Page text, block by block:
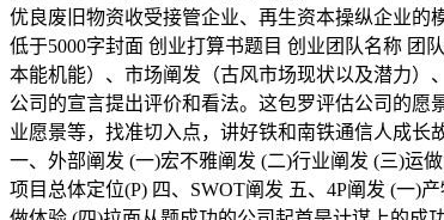
优良废旧物资收受接管企业、再生资本操纵企业
低于5000字封面 创业打算书题目 创业团队名称 团
本能机能）、市场阐发（古风市场现状以及潜力
公司的宣言提出评价和看法。这包罗评估公司的愿
业愿景等，找准切入点，讲好铁和南铁通信人成
一、外部阐发 (一)宏不雅阐发 (二)行业阐发 (三)运
项目总体定位(P) 四、SWOT阐发 五、4P阐发 (一)